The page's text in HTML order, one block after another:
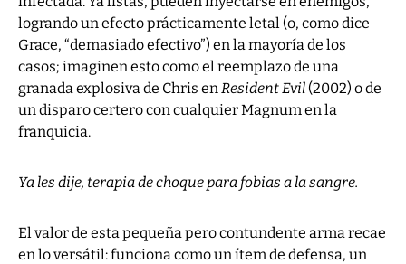
logrando un efecto prácticamente letal (o, como dice
Grace, “demasiado efectivo”) en la mayoría de los
casos; imaginen esto como el reemplazo de una
granada explosiva de Chris enResident Evil (2002) o de
un disparo certero con cualquier Magnum en la
franquicia.
Ya les dije, terapia de choque para fobias a la sangre.
El valor de esta pequeña pero contundente arma recae
en lo versátil: funciona como un ítem de defensa, un